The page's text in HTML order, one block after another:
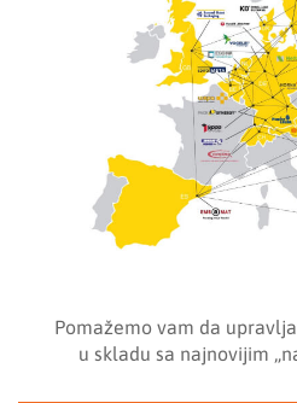
Pomažemo vam da
u skladu sa najnovijim